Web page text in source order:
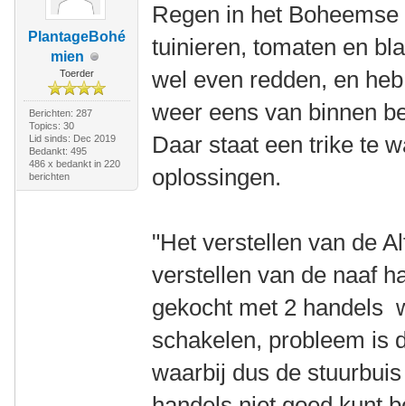
PlantageBohé
mien
Toerder
Berichten: 287
Topics: 30
Lid sinds: Dec 2019
Bedankt: 495
486 x bedankt in 220
berichten
Regen in het
tuinieren, tomaten en
wel even redden, en
weer eens van binnen
Daar staat een trike te
oplossingen.
"Het verstellen van de
verstellen van de naaf
gekocht met 2 handels
schakelen, probleem is
waarbij dus de